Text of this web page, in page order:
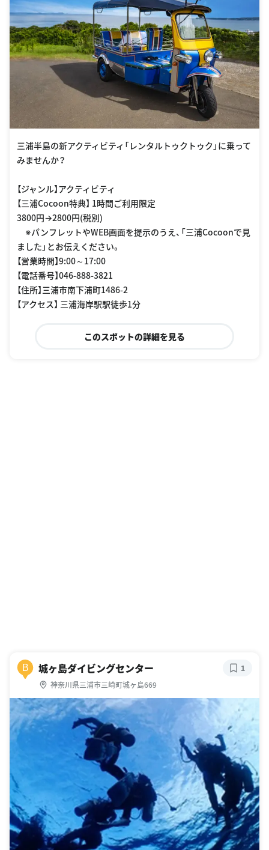
三浦半島の新アクティビティ「レンタルトゥクトゥク」に乗って
みませんか？
【ジャンル】アクティビティ
【三浦Cocoon特典】 1時間ご利用限定
3800円→2800円(税別)
※パンフレットやWEB画面を提示のうえ、「三浦Cocoonで見
ました」とお伝えください。
【営業時間】9:00～17:00
【電話番号】046-888-3821
【住所】三浦市南下浦町1486-2
【アクセス】 三浦海岸駅駅徒歩1分
このスポットの詳細を見る
B 城ヶ島ダイビングセンター
神奈川県三浦市三崎町城ヶ島669
1